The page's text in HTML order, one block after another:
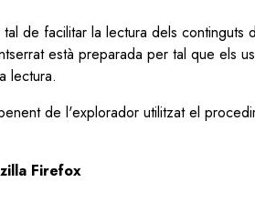
tal de facilitar la lectura dels
està preparada per tal que els
lectura.
de l'explorador utilitzat el
Firefox